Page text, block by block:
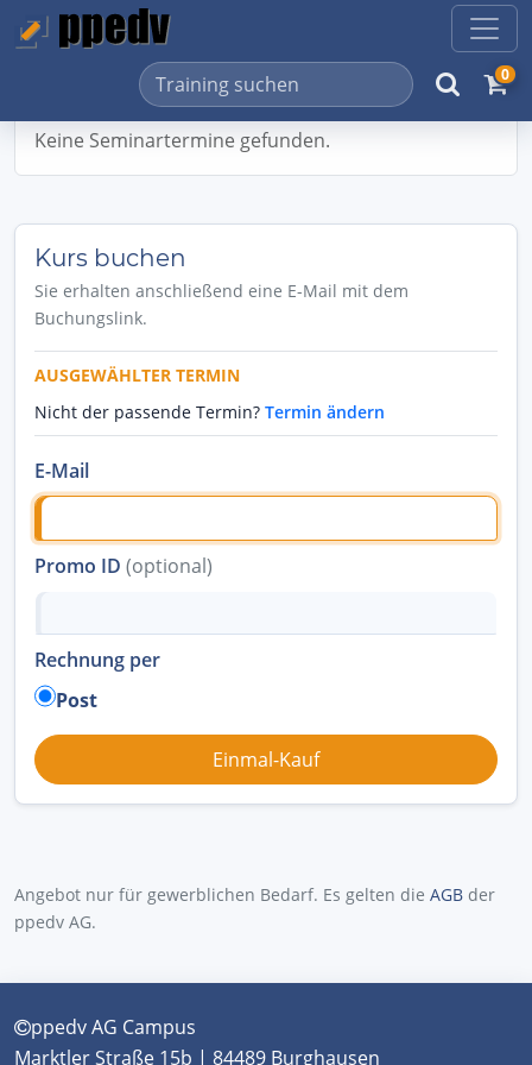
0
Keine Seminartermine gefunden.
Kurs buchen
Sie erhalten anschließend eine E-Mail mit dem
Buchungslink.
AUSGEWÄHLTER TERMIN
Nicht der passende Termin? Termin ändern
E-Mail
Promo ID (optional)
Rechnung per
Post
Angebot nur für gewerblichen Bedarf. Es gelten die AGB der
ppedv AG.
ppedv AG Campus
Marktler Straße 15b | 84489 Burghausen